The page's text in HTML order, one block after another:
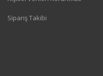
Sipariş Takibi